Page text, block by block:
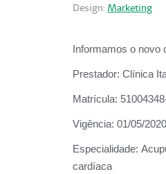
Design: Marketing
Informamos o novo
Prestador: Clínica
Matrícula:
Vigência: 01/05/2020
Especialidade:
cardíaca